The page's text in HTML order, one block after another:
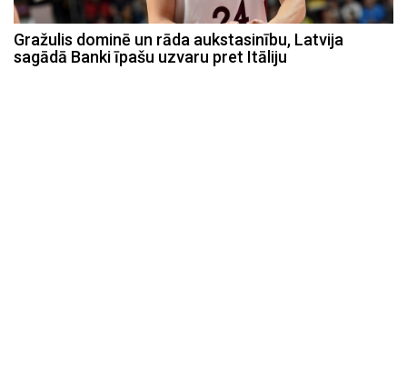
Gražulis dominē un rāda aukstasinību, Latvija
sagādā Banki īpašu uzvaru pret Itāliju